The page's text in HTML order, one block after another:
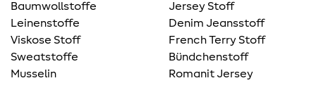
Baumwollstoffe
Leinenstoffe
Viskose Stoff
Sweatstoffe
Musselin
Jersey Stoff
Denim Jeansstoff
French Terry Stoff
Bündchenstoff
Romanit Jersey